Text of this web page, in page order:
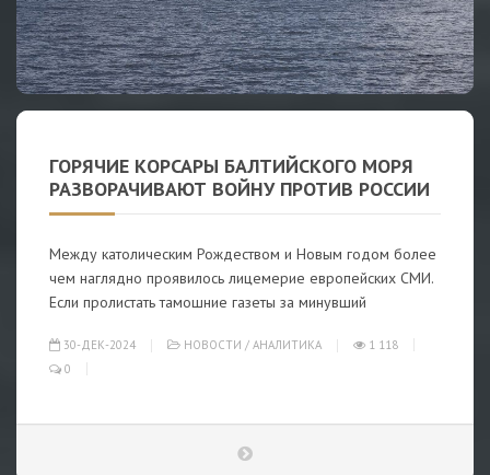
ГОРЯЧИЕ КОРСАРЫ БАЛТИЙСКОГО МОРЯ
РАЗВОРАЧИВАЮТ ВОЙНУ ПРОТИВ РОССИИ
Между католическим Рождеством и Новым годом более
чем наглядно проявилось лицемерие европейских СМИ.
Если пролистать тамошние газеты за минувший
30-ДЕК-2024 НОВОСТИ / АНАЛИТИКА
1 118
0